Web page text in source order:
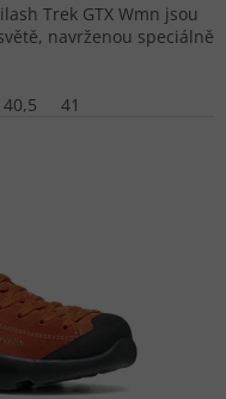
Trek GTX Wmn jsou
navrženou speciálně
40,5 41